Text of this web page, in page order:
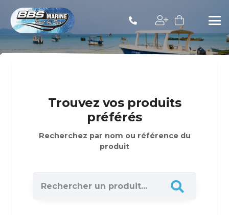
Trouvez vos produits
préférés
Recherchez par nom ou référence du
produit